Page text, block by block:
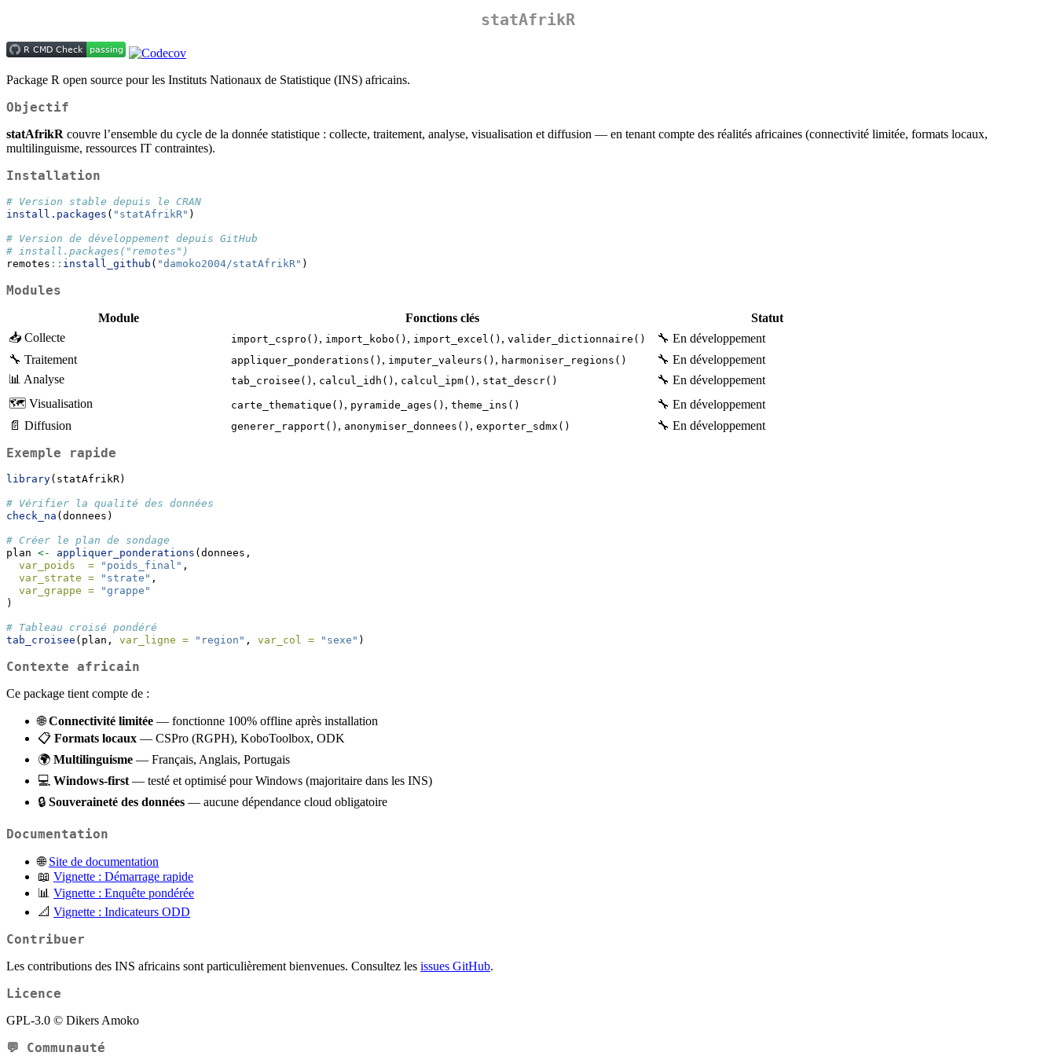
statAfrikR
Package R open source pour les Instituts Nationaux de Statistique (INS) africains.
Objectif
statAfrikR couvre l’ensemble du cycle de la donnée statistique : collecte, traitement, analyse, visualisation et diffusion — en tenant compte des réalités africaines (connectivité limitée, formats locaux,
multilinguisme, ressources IT contraintes).
Installation
# Version stable depuis le CRAN
install.packages ( "statAfrikR" )
# Version de développement depuis GitHub
# install.packages("remotes")
remotes :: install_github ( "damoko2004/statAfrikR" )
Modules
Module Fonctions clés
Statut
📥 Collecte
import_cspro() , import_kobo() , import_excel() , valider_dictionnaire()
🔧 En développement
🔧 Traitement
appliquer_ponderations() , imputer_valeurs() , harmoniser_regions()
🔧 En développement
📊 Analyse
tab_croisee() , calcul_idh() , calcul_ipm() , stat_descr()
🔧 En développement
🗺️ Visualisation
carte_thematique() , pyramide_ages() , theme_ins()
🔧 En développement
📄 Diffusion
generer_rapport() , anonymiser_donnees() , exporter_sdmx() 🔧 En développement
Exemple rapide
library(statAfrikR)
# Vérifier la qualité des données
check_na (donnees)
# Créer le plan de sondage
plan <- appliquer_ponderations (donnees,
var_poids  =
"poids_final" ,
var_strate =
"strate" ,
var_grappe =
"grappe"
)
# Tableau croisé pondéré
tab_croisee (plan, var_ligne = "region" , var_col = "sexe" )
Contexte africain
Ce package tient compte de :
🌐Connectivité limitée — fonctionne 100% offline après installation
📋 Formats locaux — CSPro (RGPH), KoboToolbox, ODK
🌍 Multilinguisme — Français, Anglais, Portugais
💻 Windows-first — testé et optimisé pour Windows (majoritaire dans les INS)
🔒 Souveraineté des données — aucune dépendance cloud obligatoire
Documentation
🌐Site de documentation
📖 Vignette : Démarrage rapide
📊 Vignette : Enquête pondérée
📐 Vignette : Indicateurs ODD
Contribuer
Les contributions des INS africains sont particulièrement bienvenues. Consultez les issues GitHub.
Licence
GPL-3.0 © Dikers Amoko
💬 Communauté